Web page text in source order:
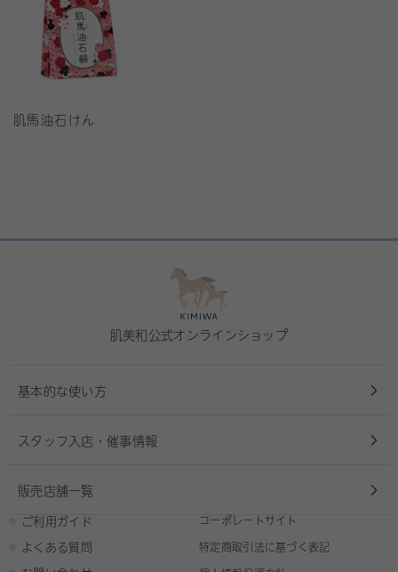
肌馬油石けん
肌美和公式オンラインショップ
基本的な使い方
スタッフ入店・催事情報
販売店舗一覧
ご利用ガイド
よくある質問
コーポレートサイト
特定商取引法に基づく表記